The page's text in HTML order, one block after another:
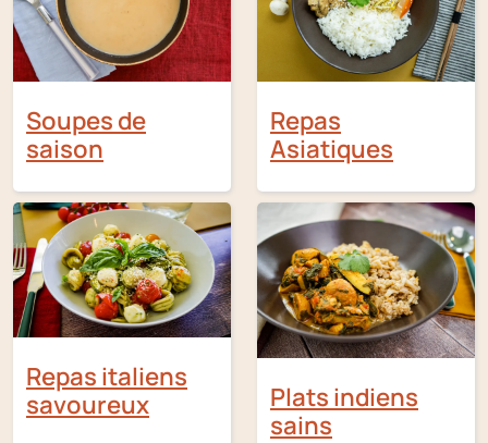
Soupes de
saison
Repas
Asiatiques
Repas italiens
savoureux
Plats indiens
sains